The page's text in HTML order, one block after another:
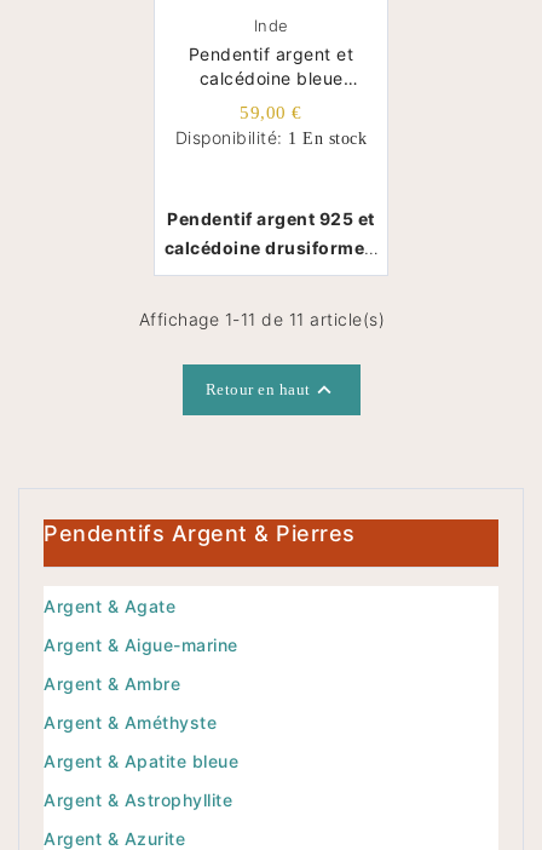
Inde
Pendentif argent et
calcédoine bleue
drusiforme ovale
59,00 €
Disponibilité: 1 En stock
Pendentif argent 925 et
calcédoine drusiforme -
Inde
Affichage 1-11 de 11 article(s)
Retour en haut 
Pendentifs Argent & Pierres
Argent & Agate
Argent & Aigue-marine
Argent & Ambre
Argent & Améthyste
Argent & Apatite bleue
Argent & Astrophyllite
Argent & Azurite